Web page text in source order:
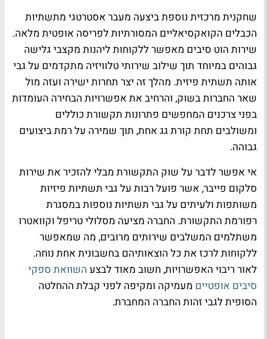
שחקנית מרכזית נוספת ביצעה מעבר אסטרטגי מתשתיות
הכבלים הקואקסיאליים המסורתיות לפריסה אופטית מלאה.
שירות הוט סיבים מאפשר ללקוחות ליהנות מקצבי גלישה
גבוהים במיוחד תוך שילוב שירותי טלוויזיה מתקדמים על גבי
אותה תשתית פיזית. מהלך זה יצר תחרות ישירה ועזה מול
שאר החברות בשוק, והרחיב את אפשרויות הבחירה העומדות
בפני צרכנים המחפשים פתרונות תקשורת כוללים
ומשולבים תחת קורת גג אחת, תוך שמירה על רמת ביצועים
גבוהה.
אי אפשר לדבר על שוק התקשורת מבלי להזכיר את שירות
סלקום פייבר, אשר פועל רבות על גבי תשתיות פיזיות
משותפות ולעיתים על גבי תשתיות נוספות במסגרת
רפורמת התקשורת. החברה מציעה מסלולי טריפל וקוואטרו
משתלמים המשלבים שירותים מרובים, מה שמאפשר
ללקוחות לרכז את כל הוצאותיהם בחשבונית אחת נוחה.
לאור ריבוי האפשרויות, חשוב מאוד לבצע השוואת ספקי
סיבים אופטיים מעמיקה ומקיפה לפני קבלת ההחלטה
הסופית לגבי זהות החברה המחברת.